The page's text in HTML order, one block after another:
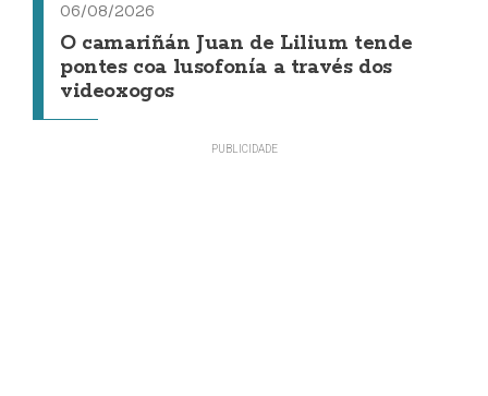
06/08/2026
O camariñán Juan de Lilium tende
pontes coa lusofonía a través dos
videoxogos